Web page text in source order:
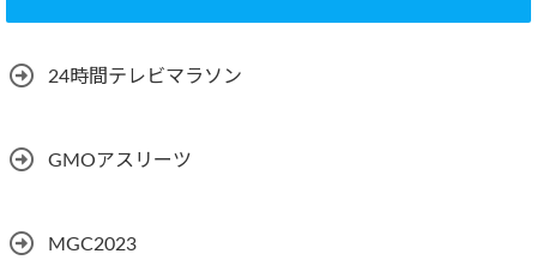
24時間テレビマラソン
GMOアスリーツ
MGC2023